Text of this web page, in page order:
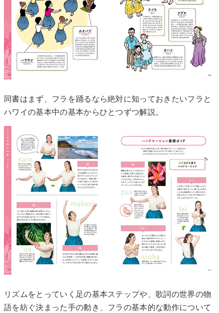
同書はまず、フラを踊るなら絶対に知っておきたいフラと
ハワイの基本中の基本からひとつずつ解説。
リズムをとっていく足の基本ステップや、歌詞の世界の物
語を紡ぐ決まった手の動き、フラの基本的な動作について